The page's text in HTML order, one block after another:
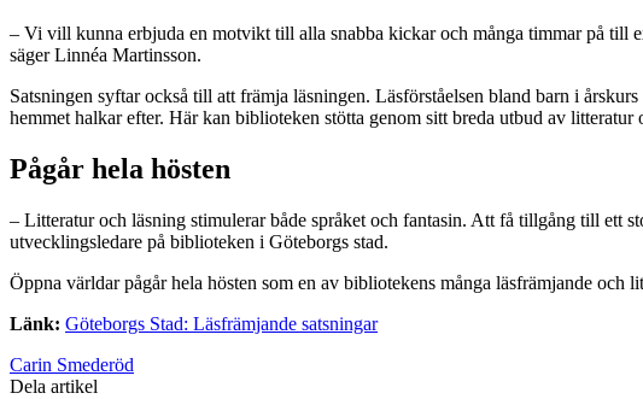
– Vi vill kunna erbjuda en motvikt till alla snabba kickar och många timmar på till
säger Linnéa Martinsson.
Satsningen syftar också till att främja läsningen. Läsförståelsen bland barn i
hemmet halkar efter. Här kan biblioteken stötta genom sitt breda utbud av
Pågår hela hösten
– Litteratur och läsning stimulerar både språket och fantasin. Att få tillgång till ett
utvecklingsledare på biblioteken i Göteborgs stad.
Öppna världar pågår hela hösten som en av bibliotekens många läsfrämjande och
Länk: Göteborgs Stad: Läsfrämjande satsningar
Carin Smederöd
Dela artikel